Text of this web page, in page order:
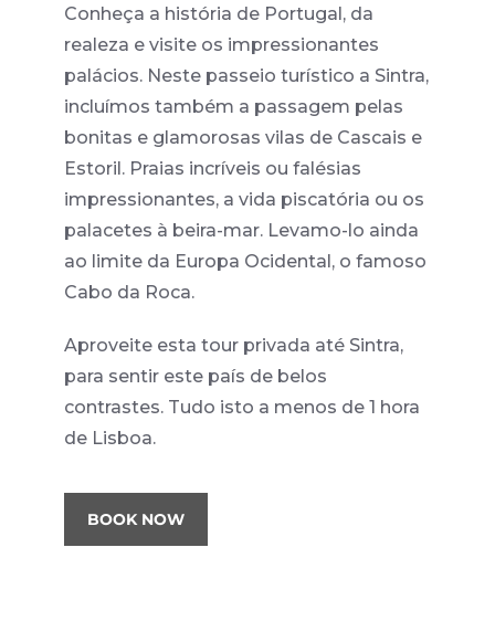
Conheça a história de Portugal, da
realeza e visite os impressionantes
palácios. Neste passeio turístico a Sintra,
incluímos também a passagem pelas
bonitas e glamorosas vilas de Cascais e
Estoril. Praias incríveis ou falésias
impressionantes, a vida piscatória ou os
palacetes à beira-mar. Levamo-lo ainda
ao limite da Europa Ocidental, o famoso
Cabo da Roca.
Aproveite esta tour privada até Sintra,
para sentir este país de belos
contrastes. Tudo isto a menos de 1 hora
de Lisboa.
BOOK NOW